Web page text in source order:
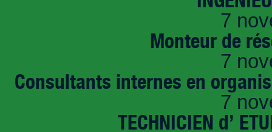
7
Monteur de
7
Consultants internes en
7
TECHNICIEN d’